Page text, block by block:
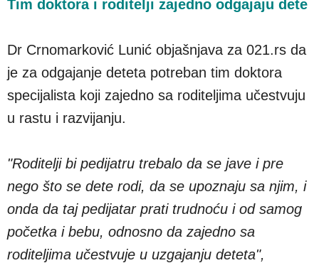
Tim doktora i roditelji zajedno odgajaju dete
Dr Crnomarković Lunić objašnjava za 021.rs da
je za odgajanje deteta potreban tim doktora
specijalista koji zajedno sa roditeljima učestvuju
u rastu i razvijanju.
"Roditelji bi pedijatru trebalo da se jave i pre
nego što se dete rodi, da se upoznaju sa njim, i
onda da taj pedijatar prati trudnoću i od samog
početka i bebu, odnosno da zajedno sa
roditeljima učestvuje u uzgajanju deteta",